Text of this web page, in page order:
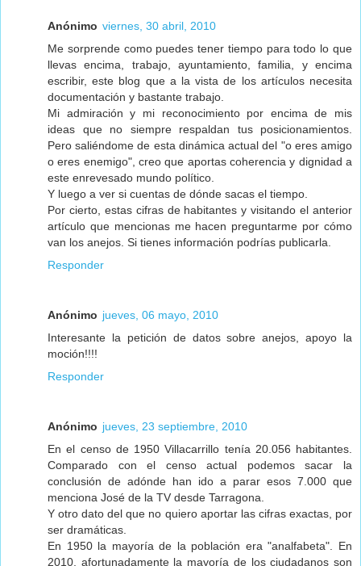
Anónimo viernes, 30 abril, 2010
Me sorprende como puedes tener tiempo para todo lo que
llevas encima, trabajo, ayuntamiento, familia, y encima
escribir, este blog que a la vista de los artículos necesita
documentación y bastante trabajo.
Mi admiración y mi reconocimiento por encima de mis
ideas que no siempre respaldan tus posicionamientos.
Pero saliéndome de esta dinámica actual del "o eres amigo
o eres enemigo", creo que aportas coherencia y dignidad a
este enrevesado mundo político.
Y luego a ver si cuentas de dónde sacas el tiempo.
Por cierto, estas cifras de habitantes y visitando el anterior
artículo que mencionas me hacen preguntarme por cómo
van los anejos. Si tienes información podrías publicarla.
Responder
Anónimo jueves, 06 mayo, 2010
Interesante la petición de datos sobre anejos, apoyo la
moción!!!!
Responder
Anónimo jueves, 23 septiembre, 2010
En el censo de 1950 Villacarrillo tenía 20.056 habitantes.
Comparado con el censo actual podemos sacar la
conclusión de adónde han ido a parar esos 7.000 que
menciona José de la TV desde Tarragona.
Y otro dato del que no quiero aportar las cifras exactas, por
ser dramáticas.
En 1950 la mayoría de la población era "analfabeta". En
2010, afortunadamente la mayoría de los ciudadanos son